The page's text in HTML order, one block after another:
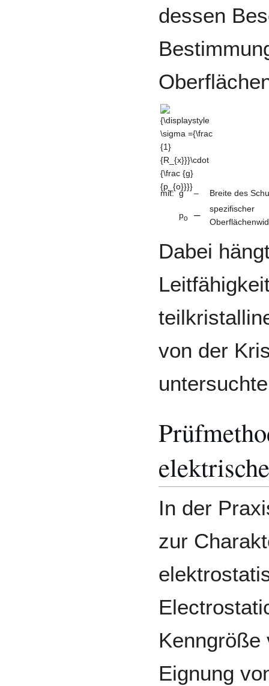
dessen
{\displaystyle
\sigma =
{\frac {1}
{R_{x}}}\cdot
{\frac {g}
{p_{o}}}}
mit: g – Breite des
po –
spezifischer
Dabei
von der
In der
zur
Kenngröße
Eignung